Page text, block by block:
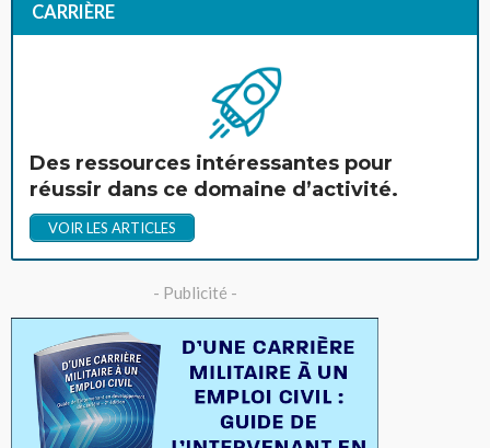
CARRIÈRE
Des ressources intéressantes pour
réussir dans ce domaine d’activité.
VOIR LES ARTICLES
- Publicité -